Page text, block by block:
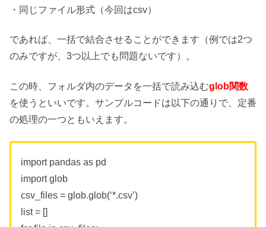
・同じファイル形式（今回はcsv）
であれば、一括で結合させることができます（例では2つ
のみですが、3つ以上でも問題ないです）。
この時、フォルダ内のデータを一括で読み込むglob関数
を使うといいです。サンプルコードは以下の通りで、定番
の処理の一つともいえます。
import pandas as pd
import glob
csv_files = glob.glob(‘*.csv’)
list = []